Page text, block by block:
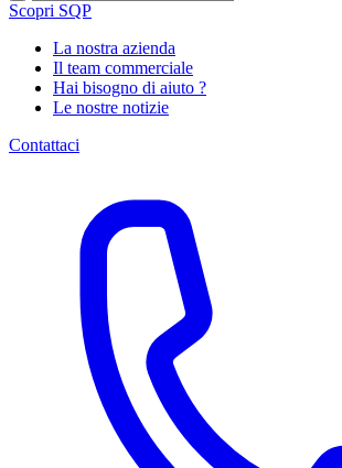
Scopri SQP
La nostra azienda
Il team commerciale
Hai bisogno di aiuto ?
Le nostre notizie
Contattaci